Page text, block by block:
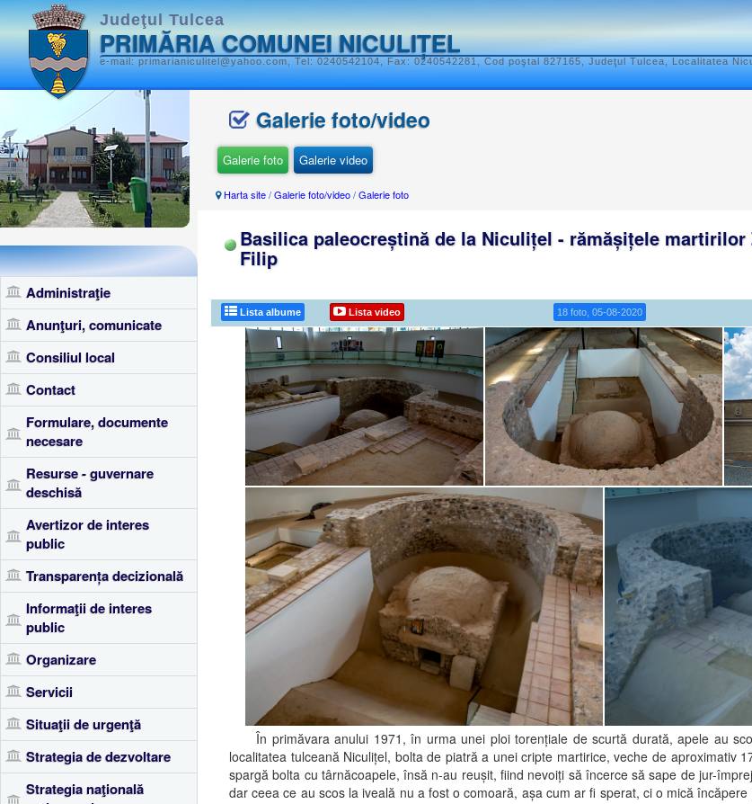
Judeţul Tulcea
PRIMĂRIA COMUNEI NICULIȚEL
e-mail: primarianiculitel@yahoo.com, Tel: 0240542104, Fax: 0240542281, Cod poştal 827165, Judeţul Tulcea, Localitatea
Administraţie
Anunţuri, comunicate
Consiliul local
Contact
Formulare, documente
necesare
Resurse - guvernare
deschisă
Avertizor de interes
public
Transparența decizională
Informaţii de interes
public
Organizare
Servicii
Situaţii de urgenţă
Strategia de dezvoltare
Strategia naţională
Galerie foto/video
Galerie foto Galerie video
Harta site/Galerie foto/video/Galerie foto
Basilica paleocreștină de la Niculițel - rămășițele martirilor
Filip
Lista albume Lista video 18 foto, 05-08-2020
În primăvara anului 1971, în urma unei ploi torențiale de scurtă durată, apele au
localitatea tulceană Niculițel, bolta de piatră a unei cripte martirice, veche de aproximativ
spargă bolta cu târnăcoapele, însă n-au reușit, fiind nevoiți să încerce să sape de jur-
dar ceea ce au scos la iveală nu a fost o comoară, așa cum ar fi sperat, ci o mică